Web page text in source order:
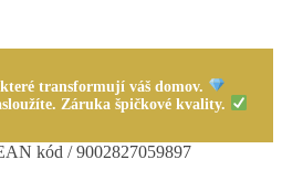
transformují váš domov.
Záruka špičkové kvality.
kód /9002827059897